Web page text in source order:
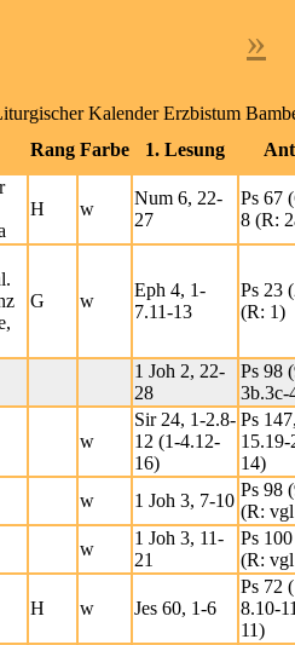
»
Kalender Erzbistum
Rang Farbe 1. Lesung
H w
Num 6, 22-
27
Ps 67
8 (R:
G w
Eph 4, 1-
7.11-13
Ps 23
(R: 1)
1 Joh 2, 22-
28
Ps 98
3b.3c-
w
Sir 24, 1-2.8-
12 (1-4.12-
16)
Ps
15.19-
14)
w 1 Joh 3, 7-10
Ps 98
(R:
w
1 Joh 3, 11-
21
Ps
(R:
H w Jes 60, 1-6
Ps 72
8.10-
11)